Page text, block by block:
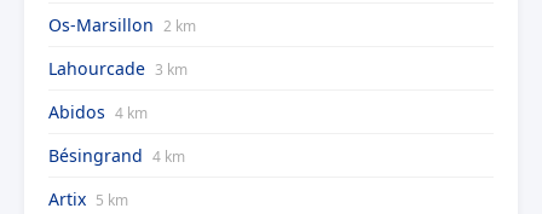
Os-Marsillon 2 km
Lahourcade 3 km
Abidos 4 km
Bésingrand 4 km
Artix 5 km